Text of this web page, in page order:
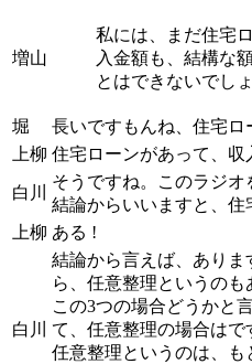
増山
私には、まだ住宅
入金額も、結構な
とはできないでし
堀
長いですもんね、住宅ロ
上柳 住宅ローンがあって、
白川
そうですね。このラジ
結論からいいますと、住
上柳 ある !
白川
結論から言えば、あり
ら、任意整理というの
この3つの場合どうかと
て、任意整理の場合はで
任意整理というのは、